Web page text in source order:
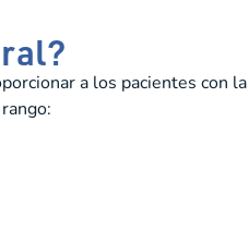
a los pacientes con